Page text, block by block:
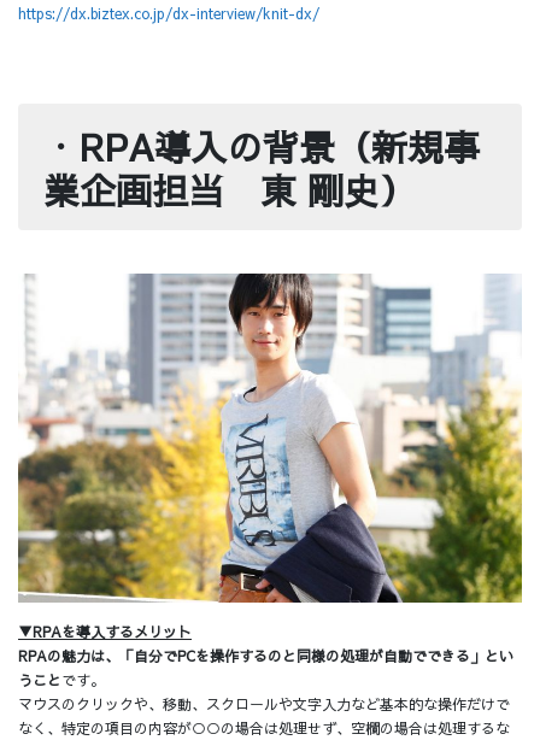
https://dx.biztex.co.jp/dx-interview/knit-dx/
・ RPA導入の背景（新規事
業企画担当 東 剛史）
▼RPAを導入するメリット
RPAの魅力は、「自分でPCを操作するのと同様の処理が自動でできる」とい
うことです。
マウスのクリックや、移動、スクロールや文字入力など基本的な操作だけで
なく、特定の項目の内容が○○の場合は処理せず、空欄の場合は処理するな